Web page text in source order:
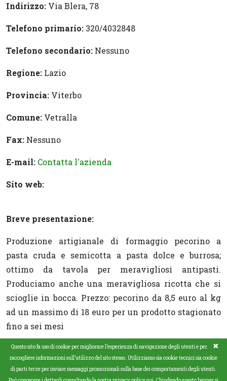
Indirizzo: Via Blera, 78
Telefono primario: 320/4032848
Telefono secondario: Nessuno
Regione: Lazio
Provincia: Viterbo
Comune: Vetralla
Fax: Nessuno
E-mail: Contatta l'azienda
Sito web:
Breve presentazione:
Produzione artigianale di formaggio pecorino a
pasta cruda e semicotta a pasta dolce e burrosa;
ottimo da tavola per meravigliosi antipasti.
Produciamo anche una meravigliosa ricotta che si
scioglie in bocca. Prezzo: pecorino da 8,5 euro al kg
ad un massimo di 18 euro per un prodotto stagionato
fino a sei mesi
Copyright © www.agraria.org - Codice ISSN 1970-2620 -
✖
Questo sito fa uso di cookie per migliorare l’esperienza di navigazione degli utenti e per
raccogliere informazioni sull’utilizzo del sito stesso. Utilizziamo sia cookie tecnici sia cookie
di parti terze per inviare messaggi promozionali sulla base dei comportamenti degli utenti.